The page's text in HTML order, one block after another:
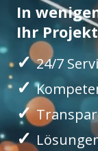
In
Ihr
✓24/7
✓
✓
✓